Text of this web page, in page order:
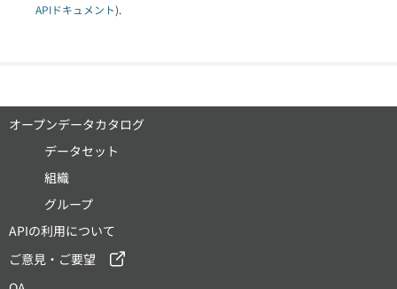
APIドキュメント).
オープンデータカタログ
データセット
組織
グループ
APIの利用について
ご意見・ご要望